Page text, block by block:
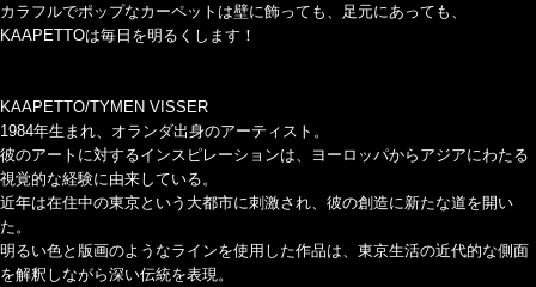
カラフルでポップなカーペットは壁に飾っても、足元にあっても、
KAAPETTOは毎日を明るくします！
KAAPETTO/TYMEN VISSER
1984年生まれ、オランダ出身のアーティスト。
彼のアートに対するインスピレーションは、ヨーロッパからアジアにわたる
視覚的な経験に由来している。
近年は在住中の東京という大都市に刺激され、彼の創造に新たな道を開い
た。
明るい色と版画のようなラインを使用した作品は、東京生活の近代的な側面
を解釈しながら深い伝統を表現。